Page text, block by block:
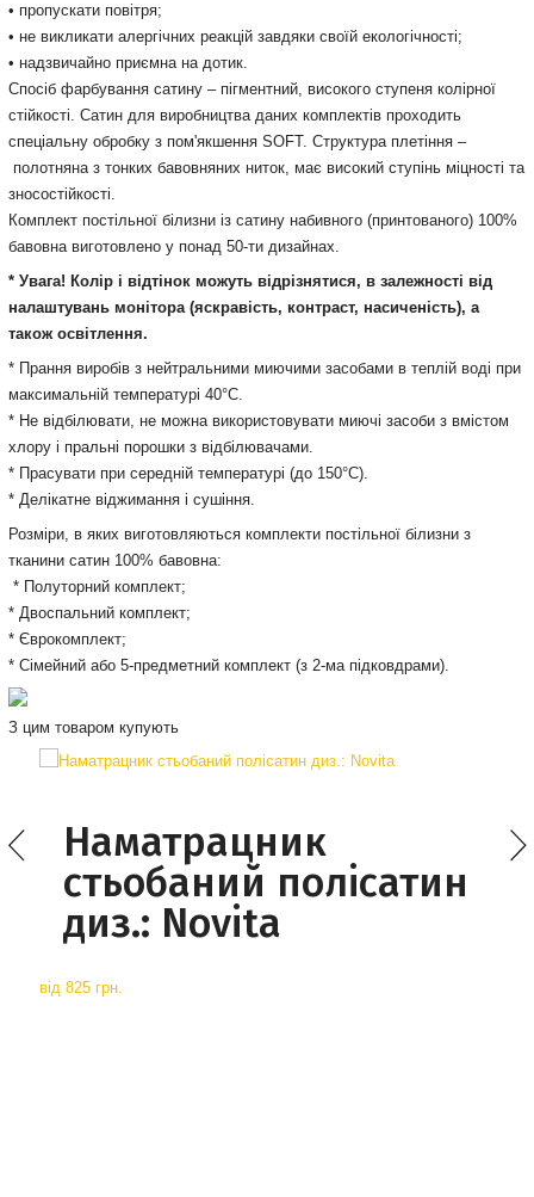
• пропускати повітря;
• не викликати алергічних реакцій завдяки своїй екологічності;
• надзвичайно приємна на дотик.
Спосіб фарбування сатину – пігментний, високого ступеня колірної
стійкості. Сатин для виробництва даних комплектів проходить
спеціальну обробку з пом'якшення SOFT. Структура плетіння –
полотняна з тонких бавовняних ниток, має високий ступінь міцності та
зносостійкості.
Комплект постільної білизни із сатину набивного (принтованого) 100%
бавовна виготовлено у понад 50-ти дизайнах.
* Увага! Колір і відтінок можуть відрізнятися, в залежності від
налаштувань монітора (яскравість, контраст, насиченість), а
також освітлення.
* Прання виробів з нейтральними миючими засобами в теплій воді при
максимальній температурі 40°С.
* Не відбілювати, не можна використовувати миючі засоби з вмістом
хлору і пральні порошки з відбілювачами.
* Прасувати при середній температурі (до 150°С).
* Делікатне віджимання і сушіння.
Розміри, в яких виготовляються комплекти постільної білизни з
тканини сатин 100% бавовна:
* Полуторний комплект;
* Двоспальний комплект;
* Єврокомплект;
* Сімейний або 5-предметний комплект (з 2-ма підковдрами).
З цим товаром купують
Наматрацник
стьобаний полісатин
диз.: Novita
від 825 грн.